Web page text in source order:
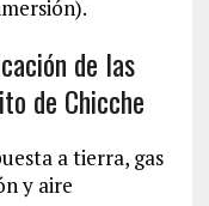
de las
de Chicche
a tierra, gas
y aire